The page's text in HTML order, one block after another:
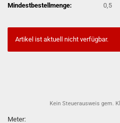
Mindestbestellmenge:
0,5
Artikel ist aktuell nicht verfügbar.
Kein Steuerausweis gem.
Meter: